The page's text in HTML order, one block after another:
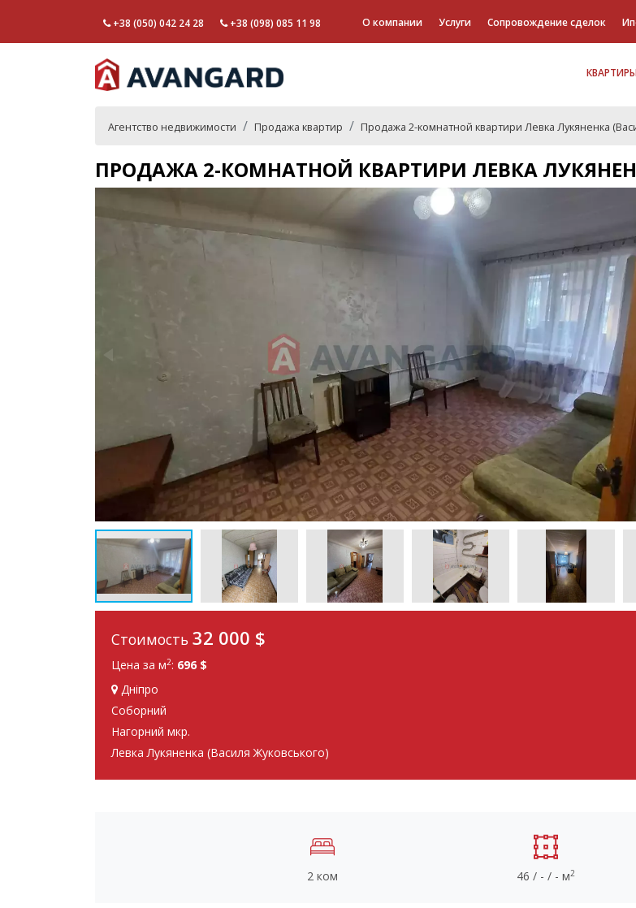
+38 (050) 042 24 28 +38 (098) 085 11 98 О компании Услуги Сопровождение сделок
Агентство недвижимости Продажа квартир Продажа 2-комнатной квартири Левка Лукяненка
ПРОДАЖА 2-КОМНАТНОЙ КВАРТИРИ ЛЕВКА
Стоимость 32 000 $
Цена за м2: 696 $
Дніпро
Соборний
Нагорний мкр.
Левка Лукяненка (Василя Жуковського)
2 ком 46 / - / - м2